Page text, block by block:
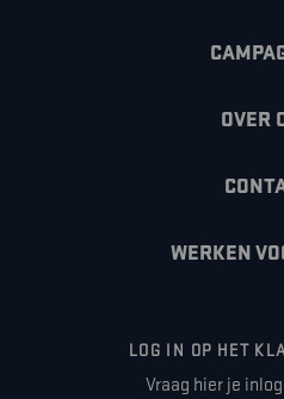
OVER
WERKEN
LOG IN OP HET
Vraag hier je